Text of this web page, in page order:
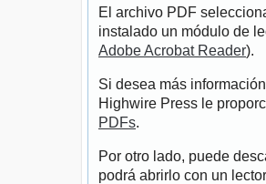
El archivo PDF
instalado un módulo de
Adobe Acrobat Reader).
Si desea más
Highwire Press le
PDFs.
Por otro lado, puede
podrá abrirlo con un